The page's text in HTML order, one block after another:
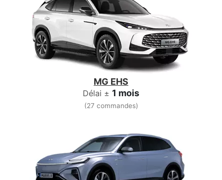
MG EHS
Délai ± 1 mois
(27 commandes)